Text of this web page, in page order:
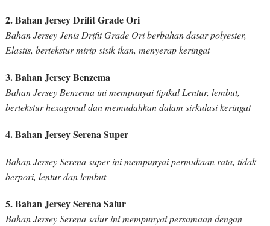
2. Bahan Jersey Drifit Grade Ori
Bahan Jersey Jenis Drifit Grade Ori berbahan dasar polyester,
Elastis, bertekstur mirip sisik ikan, menyerap keringat
3. Bahan Jersey Benzema
Bahan Jersey Benzema ini mempunyai tipikal Lentur, lembut,
bertekstur hexagonal dan memudahkan dalam sirkulasi keringat
4. Bahan Jersey Serena Super
Bahan Jersey Serena super ini mempunyai permukaan rata, tidak
berpori, lentur dan lembut
5. Bahan Jersey Serena Salur
Bahan Jersey Serena salur ini mempunyai persamaan dengan